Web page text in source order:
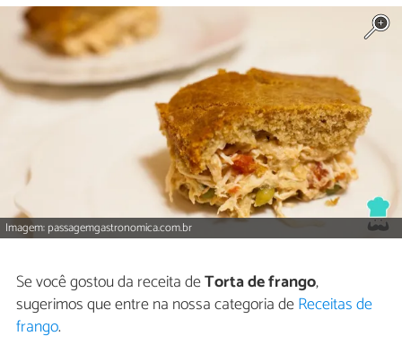
Imagem: passagemgastronomica.com.br
Se você gostou da receita deTorta de frango,
sugerimos que entre na nossa categoria deReceitas de
frango.